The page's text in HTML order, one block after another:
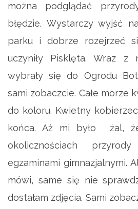
można podglądać
błędzie. Wystarczy wyjść
parku i dobrze rozejrzeć
uczyniły Pisklęta. Wraz z
wybrały się do Ogrodu
sami zobaczcie. Całe morze
do koloru. Kwietny
końca. Aż mi było żal,
okolicznościach
egzaminami gimnazjalnymi.
mówi, same się nie
dostałam zdjęcia. Sami